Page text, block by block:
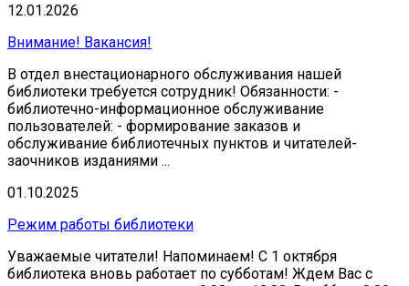
12.01.2026
Внимание! Вакансия!
В отдел внестационарного обслуживания нашей
библиотеки требуется сотрудник! Обязанности: -
библиотечно-информационное обслуживание
пользователей: - формирование заказов и
обслуживание библиотечных пунктов и читателей-
заочников изданиями ...
01.10.2025
Режим работы библиотеки
Уважаемые читатели! Напоминаем! С 1 октября
библиотека вновь работает по субботам! Ждем Вас с